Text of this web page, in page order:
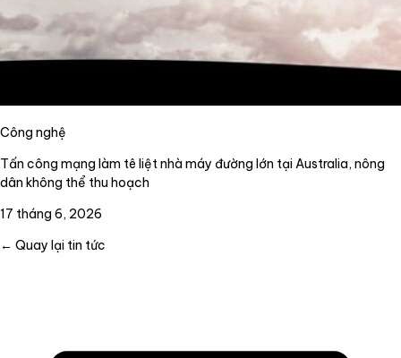
Công nghệ
Tấn công mạng làm tê liệt nhà máy đường lớn tại Australia, nông
dân không thể thu hoạch
17 tháng 6, 2026
← Quay lại tin tức